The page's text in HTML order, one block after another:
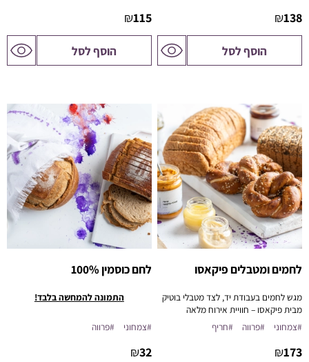
138
₪
הוסף לסל לדף
המוצר
115
₪
הוסף לסל לדף
המוצר
לחמים ומטבלים פיקאסו
מגש לחמים בעבודת יד, לצד מטבלי בוטיק
מבית פיקאסו – חוויית אירוח מלאה
בטעמים, מרקמים וריח של בית.
#צמחוני #פרווה #חריף
173
₪
לחם כוסמין 100%
התמונה להמחשה בלבד!
#צמחוני #פרווה
32
₪